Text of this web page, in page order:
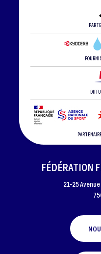
FÉDÉRATION
21-25